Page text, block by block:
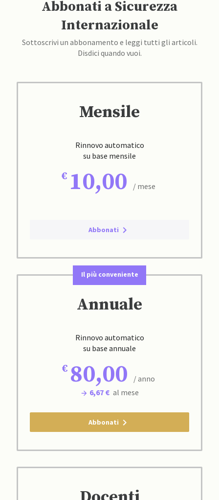
Abbonati a Sicurezza
Internazionale
Sottoscrivi un abbonamento e leggi tutti gli articoli.
Disdici quando vuoi.
Mensile
Rinnovo automatico
su base mensile
10,00 / mese
Abbonati
Il più conveniente
Annuale
Rinnovo automatico
su base annuale
80,00
/ anno
6,67 € al mese
Abbonati